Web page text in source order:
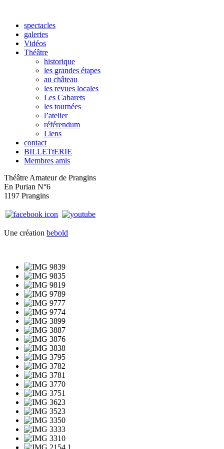
spectacles
galeries
Vidéos
Théâtre
historique
les grandes étapes
au château
les revues locales
Les Cabarets
les tournées
l’atelier
référendum
Liens
contact
BILLETtERIE
Membres amis
Théâtre Amateur de Prangins
En Purian N°6
1197 Prangins
Une création bebold